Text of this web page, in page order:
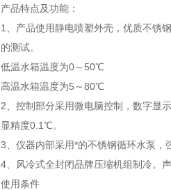
产品特点及功能：
1、产品使用静电喷塑外壳，优质不锈
的测试。
低温水箱温度为0～50℃
高温水箱温度为5～80℃
2、控制部分采用微电脑控制，数字显
显精度0.1℃。
3、仪器内部采用*的不锈钢循环水泵，
4、风冷式全封闭品牌压缩机组制冷。声
使用条件